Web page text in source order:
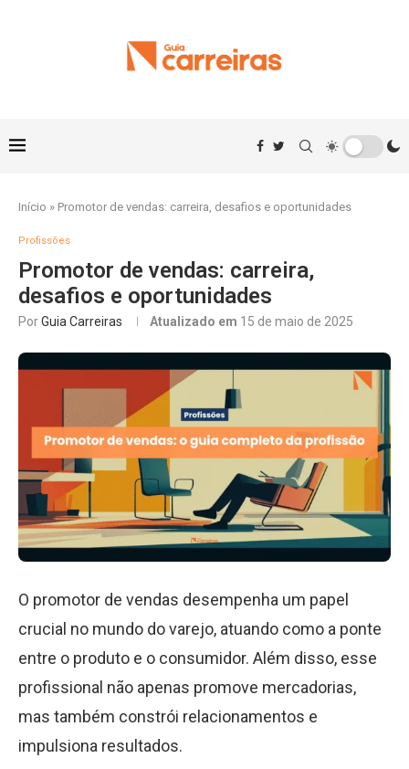
Início » Promotor de vendas: carreira, desafios e oportunidades
Profissões
Promotor de vendas: carreira,
desafios e oportunidades
PorGuia Carreiras Atualizado em 15 de maio de 2025
O promotor de vendas desempenha um papel
crucial no mundo do varejo, atuando como a ponte
entre o produto e o consumidor. Além disso, esse
profissional não apenas promove mercadorias,
mas também constrói relacionamentos e
impulsiona resultados.